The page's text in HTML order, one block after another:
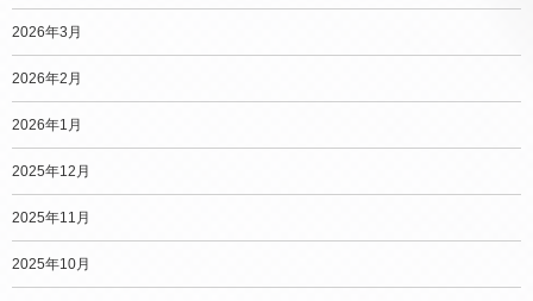
2026年3月
2026年2月
2026年1月
2025年12月
2025年11月
2025年10月